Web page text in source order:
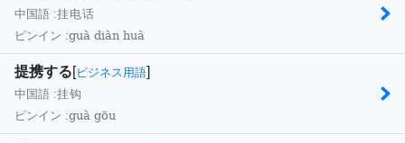
中国語 :挂电话
ピンイン :guà diàn huà
提携する[ビジネス用語]
中国語 :挂钩
ピンイン :guà gōu